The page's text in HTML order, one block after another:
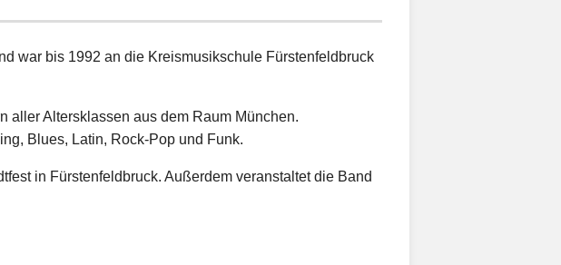
war bis 1992 an die Kreismusikschule Fürstenfeldbruck
aller Altersklassen aus dem Raum München.
Blues, Latin, Rock-Pop und Funk.
in Fürstenfeldbruck. Außerdem veranstaltet die Band